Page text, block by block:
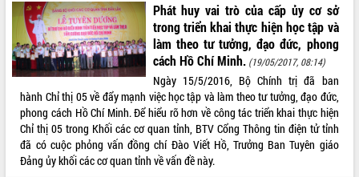
Đắk Lắk: Tôn vinh 46 giải pháp tại Hội
thi Sáng tạo Kỹ thuật 2024 - 2025
Đắk Lắk rà soát, điều chỉnh Đề án 190
về phát triển nuôi trồng thủy sản
Trương Công Thái kiểm tra thực địa
Dự án cao tốc Khánh Hòa - Buôn Ma
Thuột
Định vị cà phê Việt Nam như một “di
sản sống” trong dòng chảy toàn cầu
Phát huy vai trò của cấp ủy cơ sở
trong triển khai thực hiện học tập và
làm theo tư tưởng, đạo đức, phong
cách Hồ Chí Minh. (19/05/2017, 08:14)
Ngày 15/5/2016, Bộ Chính trị đã ban
hành Chỉ thị 05 về đẩy mạnh việc học tập và làm theo tư tưởng, đạo đức,
phong cách Hồ Chí Minh. Để hiểu rõ hơn về công tác triển khai thực hiện
Chỉ thị 05 trong Khối các cơ quan tỉnh, BTV Cổng Thông tin điện tử tỉnh
đã có cuộc phỏng vấn đồng chí Đào Viết Hồ, Trưởng Ban Tuyên giáo
Đảng ủy khối các cơ quan tỉnh về vấn đề này.